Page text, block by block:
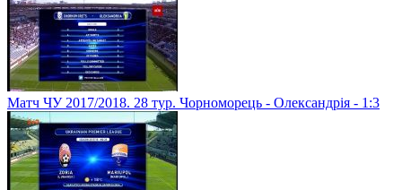
Матч ЧУ 2017/2018. 28 тур. Чорноморець - Олександрія - 1:3